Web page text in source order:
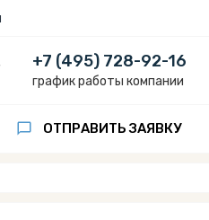
+7 (495) 728-92-16
график работы компании
ОТПРАВИТЬ ЗАЯВКУ